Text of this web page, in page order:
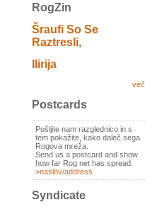
RogZin
Šraufi So Se
Raztresli,
Ilirija
več
Postcards
Pošljite nam razglednico in s
tem pokažite, kako daleč sega
Rogova mreža.
Send us a postcard and show
how far Rog net has spread.
>naslov/address
Syndicate